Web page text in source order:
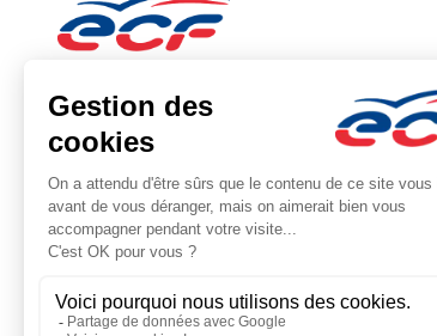
Note : 4.9/5
Moyenne calculée sur 79 avis